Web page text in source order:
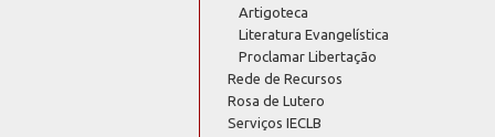
Artigoteca
Literatura Evangelística
Proclamar Libertação
Rede de Recursos
Rosa de Lutero
Serviços IECLB